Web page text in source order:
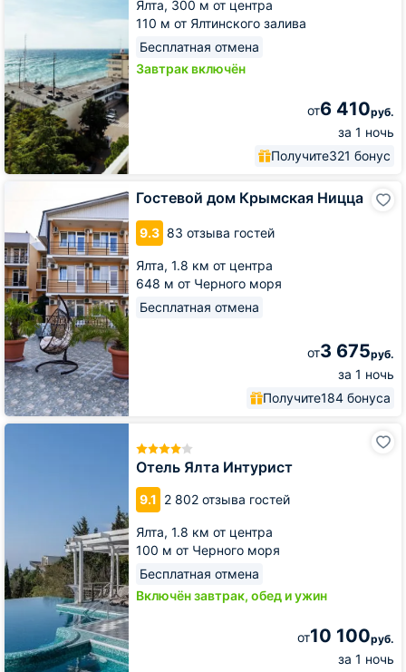
Ялта, 300 м от центра
110 м от Ялтинского залива
Бесплатная отмена
Завтрак включён
от6 410руб.
за 1 ночь
Получите321 бонус
Гостевой дом Крымская Ницца
9.3 83 отзыва гостей
Ялта, 1.8 км от центра
648 м от Черного моря
Бесплатная отмена
от3 675руб.
за 1 ночь
Получите184 бонуса
Крымская
Ницца
Отель Ялта Интурист
9.1 2 802 отзыва гостей
Ялта, 1.8 км от центра
100 м от Черного моря
Бесплатная отмена
Включён завтрак, обед и ужин
от10 100руб.
за 1 ночь
Отель